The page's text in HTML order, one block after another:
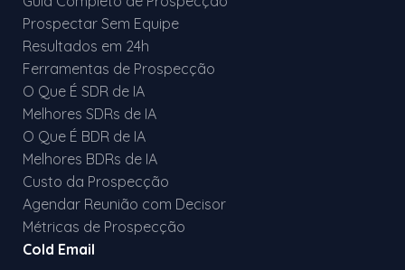
Prospectar Sem Equipe
Resultados em 24h
Ferramentas de Prospecção
O Que É SDR de IA
Melhores SDRs de IA
O Que É BDR de IA
Melhores BDRs de IA
Custo da Prospecção
Agendar Reunião com Decisor
Métricas de Prospecção
Cold Email